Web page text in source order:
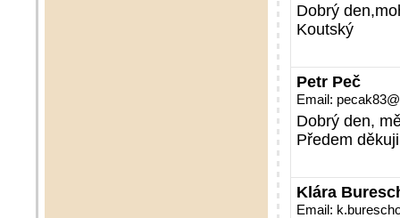
Dobrý
Koutský
Petr Peč
Email:
Dobrý den,
Předem
Klára
Email: